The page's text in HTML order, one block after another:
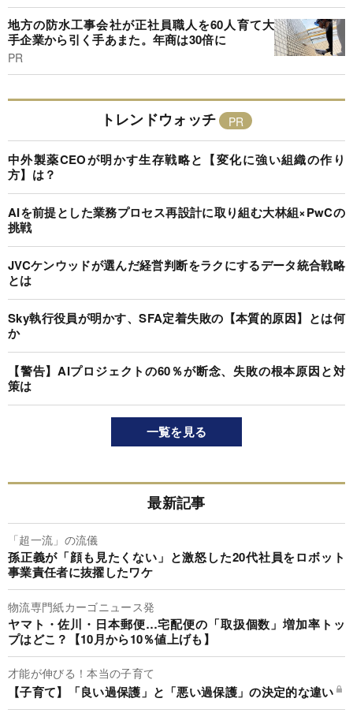
地方の防水工事会社が正社員職人を60人育て大
手企業から引く手あまた。年商は30倍に
PR
トレンドウォッチ
中外製薬CEOが明かす生存戦略と【変化に強い組織の作り
方】は？
AIを前提とした業務プロセス再設計に取り組む大林組×PwCの
挑戦
JVCケンウッドが選んだ経営判断をラクにするデータ統合戦略
とは
Sky執行役員が明かす、SFA定着失敗の【本質的原因】とは何
か
【警告】AIプロジェクトの60％が断念、失敗の根本原因と対
策は
一覧を見る
最新記事
「超一流」の流儀
孫正義が「顔も見たくない」と激怒した20代社員をロボット
事業責任者に抜擢したワケ
物流専門紙カーゴニュース発
ヤマト・佐川・日本郵便…宅配便の「取扱個数」増加率トッ
プはどこ？【10月から10％値上げも】
才能が伸びる！本当の子育て
【子育て】「良い過保護」と「悪い過保護」の決定的な違い